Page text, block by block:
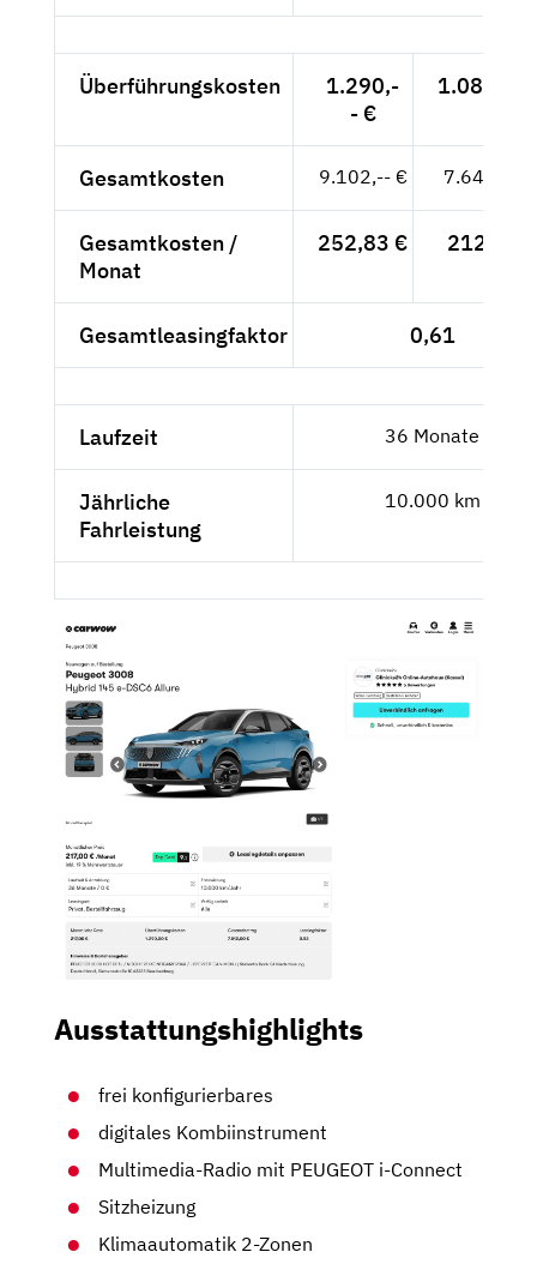
Überführungskosten
1.290,-
- €
1.084,03
Gesamtkosten 9.102,-- € 7.648,74
Gesamtkosten /
Monat
252,83 € 212,46 €
Gesamtleasingfaktor 0,61
Laufzeit 36 Monate
Jährliche
Fahrleistung
10.000 km
Ausstattungshighlights
frei konfigurierbares
digitales Kombiinstrument
Multimedia-Radio mit PEUGEOT i-Connect
Sitzheizung
Klimaautomatik 2-Zonen